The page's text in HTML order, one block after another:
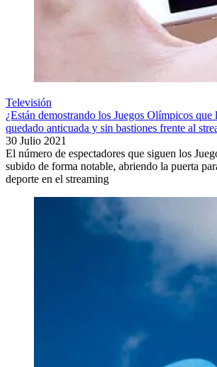
Televisión
¿Están demostrando los Juegos Olímpicos que
quedado anticuada y sin bastiones frente al
30 Julio 2021
El número de espectadores que siguen los
subido de forma notable, abriendo la puerta
deporte en el streaming